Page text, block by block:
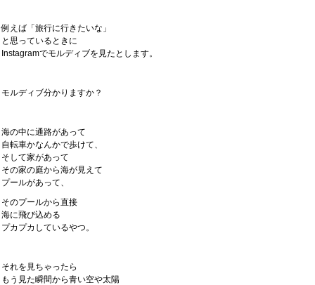
例えば「旅行に行きたいな」
と思っているときに
Instagramでモルディブを見たとします。
モルディブ分かりますか？
海の中に通路があって
自転車かなんかで歩けて、
そして家があって
その家の庭から海が見えて
プールがあって、
そのプールから直接
海に飛び込める
プカプカしているやつ。
それを見ちゃったら
もう見た瞬間から青い空や太陽